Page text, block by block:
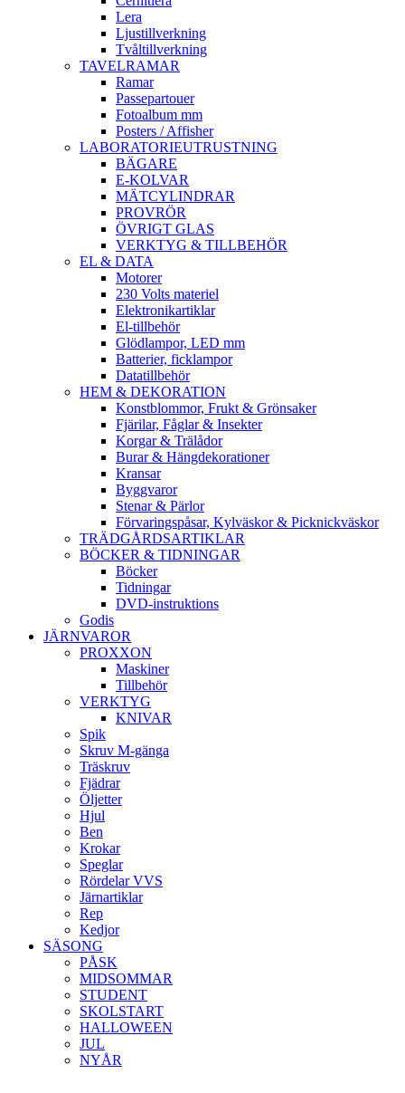
Lera
Ljustillverkning
Tvåltillverkning
TAVELRAMAR
Ramar
Passepartouer
Fotoalbum mm
Posters / Affisher
LABORATORIEUTRUSTNING
BÄGARE
E-KOLVAR
MÄTCYLINDRAR
PROVRÖR
ÖVRIGT GLAS
VERKTYG & TILLBEHÖR
EL & DATA
Motorer
230 Volts materiel
Elektronikartiklar
El-tillbehör
Glödlampor, LED mm
Batterier, ficklampor
Datatillbehör
HEM & DEKORATION
Konstblommor, Frukt & Grönsaker
Fjärilar, Fåglar & Insekter
Korgar & Trälådor
Burar & Hängdekorationer
Kransar
Byggvaror
Stenar & Pärlor
Förvaringspåsar, Kylväskor & Picknickväskor
TRÄDGÅRDSARTIKLAR
BÖCKER & TIDNINGAR
Böcker
Tidningar
DVD-instruktions
Godis
JÄRNVAROR
PROXXON
Maskiner
Tillbehör
VERKTYG
KNIVAR
Spik
Skruv M-gänga
Träskruv
Fjädrar
Öljetter
Hjul
Ben
Krokar
Speglar
Rördelar VVS
Järnartiklar
Rep
Kedjor
SÄSONG
PÅSK
MIDSOMMAR
STUDENT
SKOLSTART
HALLOWEEN
JUL
NYÅR